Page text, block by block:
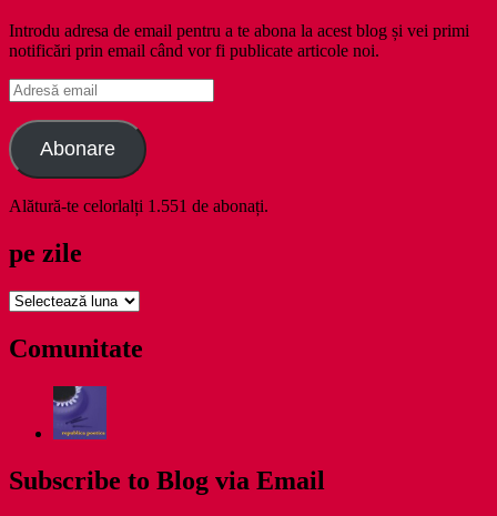
Introdu adresa de email pentru a te abona la acest blog și vei primi
notificări prin email când vor fi publicate articole noi.
Adresă
email
Abonare
Alătură-te celorlalți 1.551 de abonați.
pe zile
pe
Comunitate
Subscribe to Blog via Email